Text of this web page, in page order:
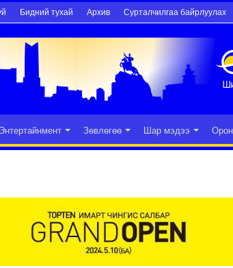
Бидний тухай Архив Сурталчилгаа байрлуулах
Энтертайнмент Зөвлөгөө Шар мэдээ Орон